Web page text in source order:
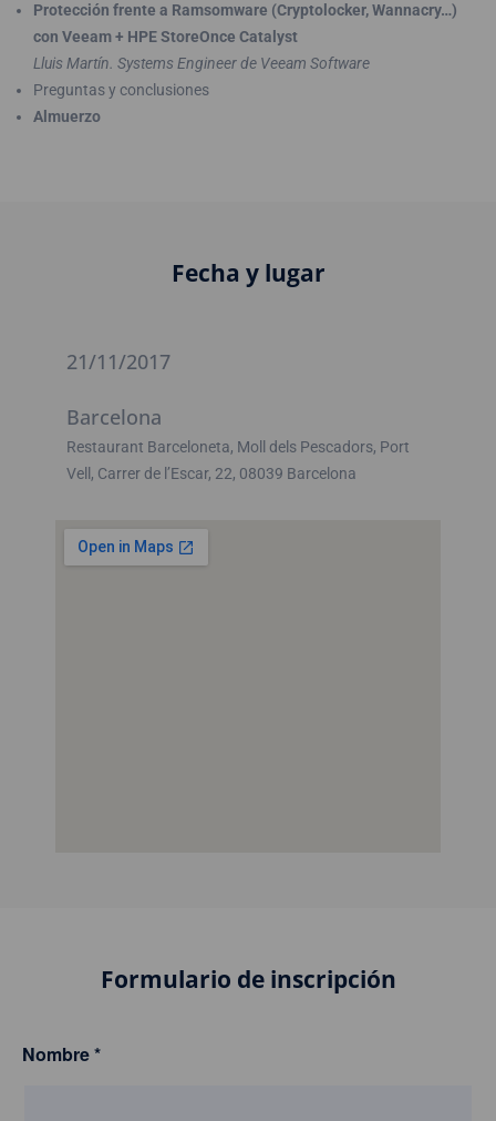
Protección frente a Ramsomware (Cryptolocker, Wannacry…)
con Veeam + HPE StoreOnce Catalyst
Lluis Martín. Systems Engineer de Veeam Software
Preguntas y conclusiones
Almuerzo
Fecha y lugar
21/11/2017
Barcelona
Restaurant Barceloneta, Moll dels Pescadors, Port
Vell, Carrer de l’Escar, 22, 08039 Barcelona
Formulario de inscripción
Nombre*